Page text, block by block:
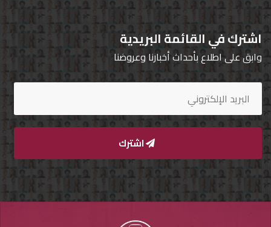
اشترك في القائمة البريدية
وابق على اطلاع بأحداث أخبارنا وعروضنا
اشترك